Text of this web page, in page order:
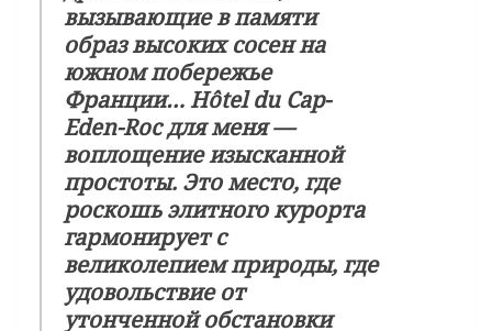
вызывающие в памяти
образ высоких сосен на
южном побережье
Франции… Hôtel du Cap-
Eden-Roc для меня —
воплощение изысканной
простоты. Это место, где
роскошь элитного курорта
гармонирует с
великолепием природы, где
удовольствие от
утонченной обстановки